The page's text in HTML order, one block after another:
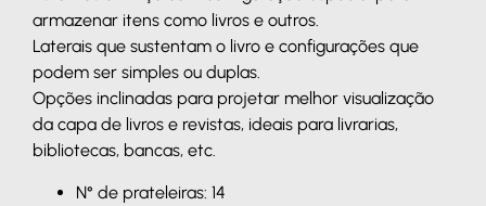
armazenar itens como livros e outros.
Laterais que sustentam o livro e configurações que
podem ser simples ou duplas.
Opções inclinadas para projetar melhor visualização
da capa de livros e revistas, ideais para livrarias,
bibliotecas, bancas, etc.
N° de prateleiras: 14